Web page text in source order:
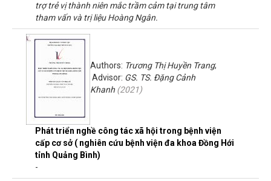
trợ trẻ vị thành niên mắc trầm cảm tại trung tâm
tham vấn và trị liệu Hoàng Ngân.
Phát triển nghề công tác xã hội trong bệnh viện
cấp cơ sở ( nghiên cứu bệnh viện đa khoa Đồng Hới
tỉnh Quảng Bình)
Authors: Trương Thị Huyền Trang;
Advisor: GS. TS. Đặng Cảnh
Khanh (2021)
-